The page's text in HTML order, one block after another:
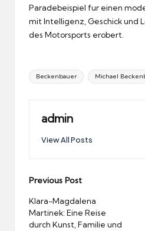
Paradebeispiel fur einen
mit Intelligenz, Geschick und
des Motorsports erobert.
Tags:
Beckenbauer Michael
admin
View All Posts
Post
navigation
Previous Post
Klara-Magdalena
Martinek: Eine Reise
durch Kunst, Familie und